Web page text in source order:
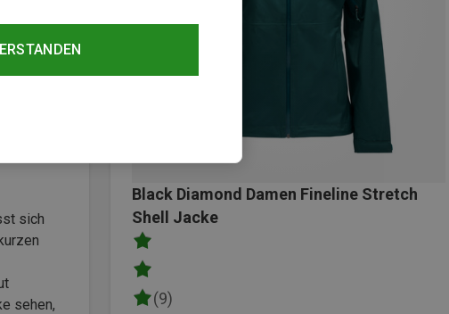
sich
sehen,
Black Diamond Damen Fineline Stretch
Shell Jacke
(9)